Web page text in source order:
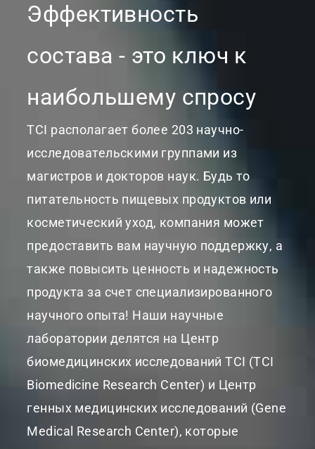
Эффективность
состава - это ключ к
наибольшему спросу
TCI располагает более 203 научно-
исследовательскими группами из
магистров и докторов наук. Будь то
питательность пищевых продуктов или
косметический уход, компания может
предоставить вам научную поддержку, а
также повысить ценность и надежность
продукта за счет специализированного
научного опыта! Наши научные
лаборатории делятся на Центр
биомедицинских исследований TCI (TCI
Biomedicine Research Center) и Центр
генных медицинских исследований (Gene
Medical Research Center), которые